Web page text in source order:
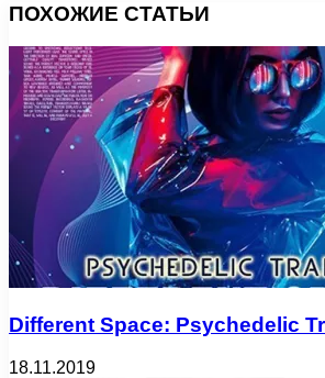
ПОХОЖИЕ СТАТЬИ
Different Space: Psychedelic
18.11.2019